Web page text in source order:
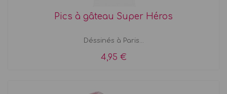
Pics à gâteau Super Héros
Déssinés à Paris...
4,95 €